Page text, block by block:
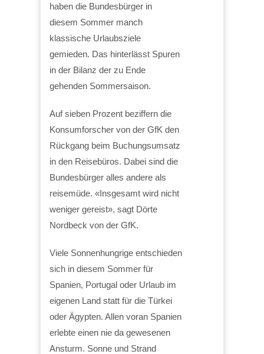
haben die Bundesbürger in
diesem Sommer manch
klassische Urlaubsziele
gemieden. Das hinterlässt Spuren
in der Bilanz der zu Ende
gehenden Sommersaison.
Auf sieben Prozent beziffern die
Konsumforscher von der GfK den
Rückgang beim Buchungsumsatz
in den Reisebüros. Dabei sind die
Bundesbürger alles andere als
reisemüde. «Insgesamt wird nicht
weniger gereist», sagt Dörte
Nordbeck von der GfK.
Viele Sonnenhungrige entschieden
sich in diesem Sommer für
Spanien, Portugal oder Urlaub im
eigenen Land statt für die Türkei
oder Ägypten. Allen voran Spanien
erlebte einen nie da gewesenen
Ansturm. Sonne und Strand